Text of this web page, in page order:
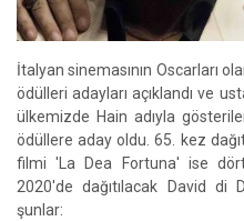
İtalyan sinemasının Oscarları
ödülleri adayları açıklandı ve
ülkemizde Hain adıyla
ödüllere aday oldu. 65. kez
filmi 'La Dea Fortuna' ise
2020'de dağıtılacak David di
şunlar: